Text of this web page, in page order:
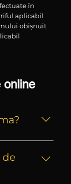
în
aplicabil
obișnuit
online
oferă o
de